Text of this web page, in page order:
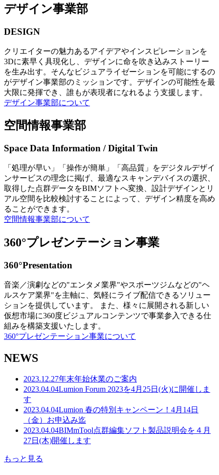
デザイン事業部
DESIGN
クリエイターの魅力あるアイデアやインスピレーションを
3Dに素早く具現化し、デザインに命を吹き込みストーリー
を生み出す。そんなビジュアライゼーションを可能にするの
がデザイン事業部のミッションです。デザインの可能性を最
大限に発揮でき、誰もが表現者になれるよう支援します。
デザイン事業部について
空間情報事業部
Space Data Information / Digital Twin
「処理が早い」「操作が簡単」「高品質」をデジタルデザイ
ンサービスの理念に掲げ、最適なスキャンデバイスの選択、
取得した点群データをBIMソフトへ変換、設計デザインとリ
アル空間を比較検討することによって、デザイン精度を高め
ることができます。
空間情報事業部について
360°プレゼンテーション事業
360°Presentation
音楽／演劇などの"エンタメ業界"やスポーツジムなどの"ヘ
ルスケア業界"を主軸に、気軽にライブ配信できるソリュー
ションを提供しています。 また、様々に展開される新しい
仮想市場に360度ビジュアルコンテンツで事業参入できる仕
組みを構築支援いたします。
360°プレゼンテーション事業について
NEWS
2023.12.27年末年始休業のご案内
2023.04.04Lumion Forum 2023を4月25日(火)に開催しま
す
2023.04.04Lumion 春の特別キャンペーン！4月14日
（金）お申込み迄
2023.04.04BIMmTool点群編集ソフト製品説明会を４月
27日(木)開催します
もっと見る